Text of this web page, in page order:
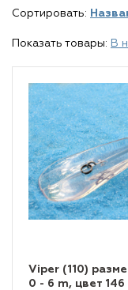
Сортировать:
Показать товары: В
Viper (110)
0 - 6 m, цвет 146